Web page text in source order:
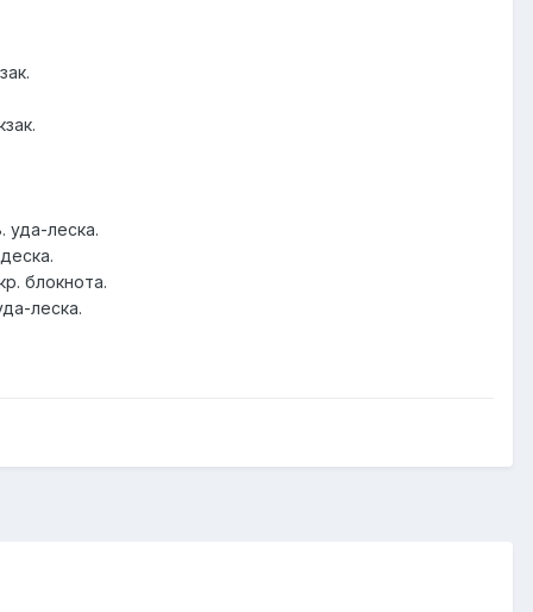
уда-леска.
блокнота.
леска.